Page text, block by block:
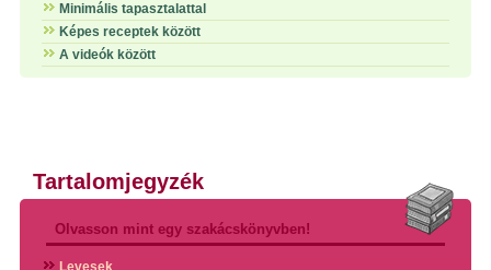
Minimális tapasztalattal
Képes receptek között
A videók között
Tartalomjegyzék
Olvasson mint egy szakácskönyvben!
Levesek